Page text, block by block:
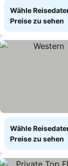
Wähle
Preise zu sehen
Wähle
Preise zu sehen